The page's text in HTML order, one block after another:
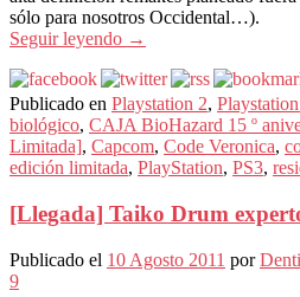
sólo para nosotros Occidental…).
Seguir leyendo →
Publicado en Playstation 2,
biológico, CAJA BioHazard 15 º
Limitada], Capcom, Code Veronica,
edición limitada, PlayStation, PS3,
[Llegada] Taiko Drum
Publicado el 10 Agosto 2011 por
9